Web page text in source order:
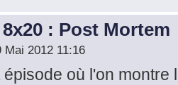
: Post Mortem
Mai 2012 11:16
où l'on montre